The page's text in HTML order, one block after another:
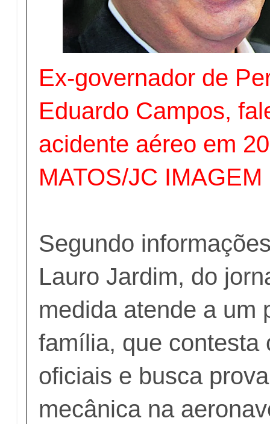
Ex-governador de
Eduardo Campos,
acidente aéreo em
MATOS/JC IMAGEM
Segundo
Lauro Jardim, do
medida atende a um
família, que contesta
oficiais e busca
mecânica na